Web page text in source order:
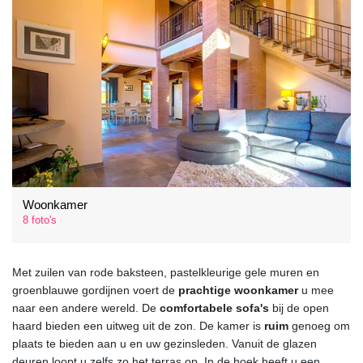
Woonkamer
8 foto's
Met zuilen van rode baksteen, pastelkleurige gele muren en
groenblauwe gordijnen voert de prachtige woonkameru mee
naar een andere wereld. De comfortabele sofa's bij de open
haard bieden een uitweg uit de zon. De kamer is ruim genoeg om
plaats te bieden aan u en uw gezinsleden. Vanuit de glazen